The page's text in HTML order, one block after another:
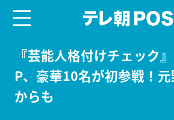
『芸能人格付けチェック
P、豪華10名が初参戦！
からも